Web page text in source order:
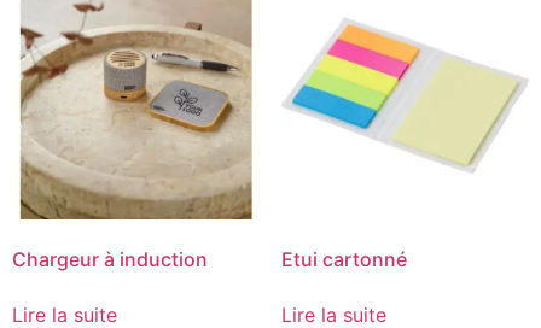
Chargeur à induction
Lire la suite
Etui cartonné
Lire la suite